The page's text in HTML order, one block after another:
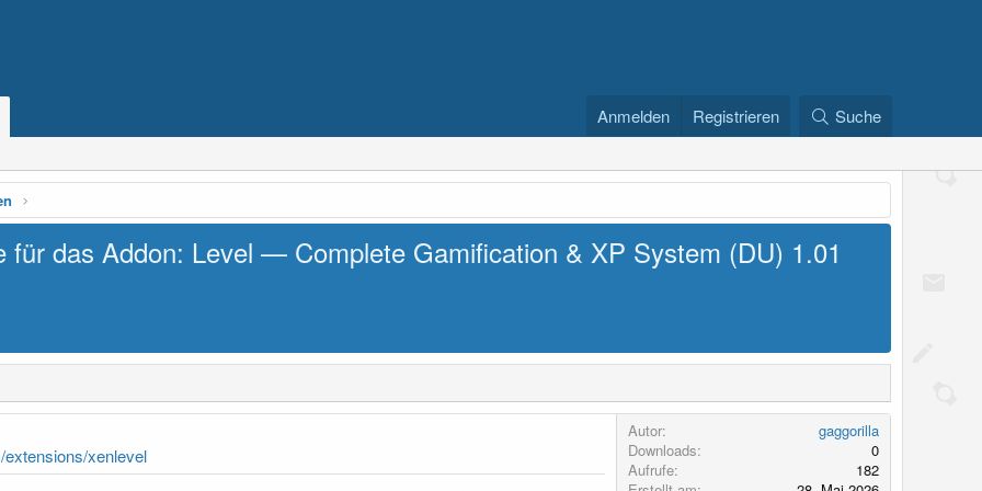
Anmelden Registrieren Suche
für das Addon: Level — Complete Gamification & XP System (DU) 1.01
xenlevel
Autor
gaggorilla
Downloads
0
Aufrufe
182